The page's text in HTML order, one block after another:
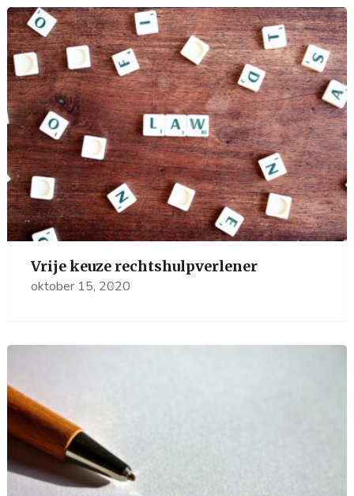
Vrije keuze rechtshulpverlener
oktober 15, 2020